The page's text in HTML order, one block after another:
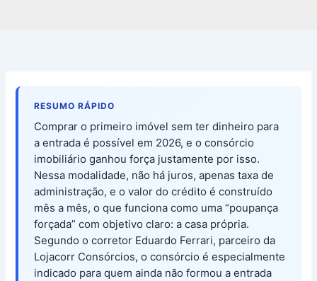
RESUMO RÁPIDO
Comprar o primeiro imóvel sem ter dinheiro para
a entrada é possível em 2026, e o consórcio
imobiliário ganhou força justamente por isso.
Nessa modalidade, não há juros, apenas taxa de
administração, e o valor do crédito é construído
mês a mês, o que funciona como uma “poupança
forçada” com objetivo claro: a casa própria.
Segundo o corretor Eduardo Ferrari, parceiro da
Lojacorr Consórcios, o consórcio é especialmente
indicado para quem ainda não formou a entrada